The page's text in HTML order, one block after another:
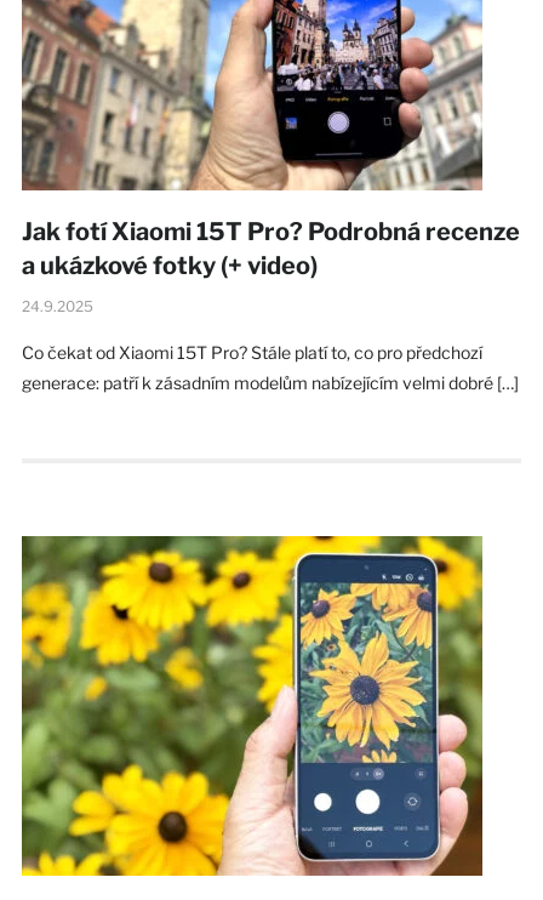
Jak fotí Xiaomi 15T Pro? Podrobná recenze
a ukázkové fotky (+ video)
24.9.2025
Co čekat od Xiaomi 15T Pro? Stále platí to, co pro předchozí
generace: patří k zásadním modelům nabízejícím velmi dobré […]